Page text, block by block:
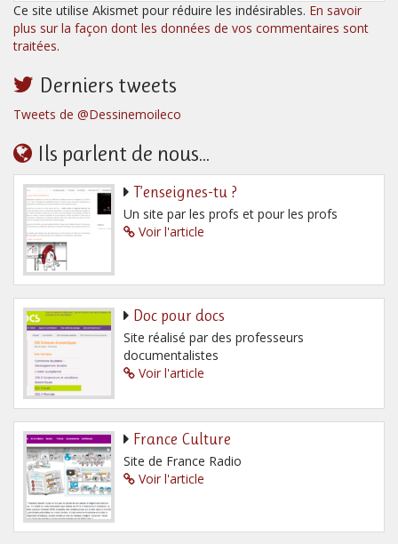
Ce site utilise Akismet pour réduire les indésirables. En savoir
plus sur la façon dont les données de vos commentaires sont
traitées.
Derniers tweets
Tweets de @Dessinemoileco
Ils parlent de nous...
T’enseignes-tu ?
Un site par les profs et pour les profs
Voir l'article
Doc pour docs
Site réalisé par des professeurs
documentalistes
Voir l'article
France Culture
Site de France Radio
Voir l'article